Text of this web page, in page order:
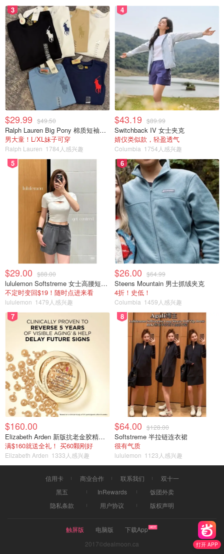
打开 APP
3
$29.99 $49.50
Ralph Lauren Big Pony 棉质短袖T恤
男大童！L/XL妹子可穿
Ralph Lauren 1784人感兴趣
4
$43.19 $89.99
Switchback IV 女士夹克
婧仪类似款，轻盈透气
Columbia 1754人感兴趣
5
$29.00 $88.00
lululemon Softstreme 女士高腰短裤 10cm
不定时变回$19！随时点进来看
lululemon 1479人感兴趣
6
$26.00 $64.99
Steens Mountain 男士抓绒夹克
4折！史低！
Columbia 1459人感兴趣
7
$160.00
Elizabeth Arden 新版抗老金胶精华60颗
满$160就送全礼！ 买60颗刚好
Elizabeth Arden 1333人感兴趣
8
$64.00 $128.00
Softstreme 半拉链连衣裙
很有气质
lululemon 1123人感兴趣
信用卡 商业合作 联系我们
双十一
黑五
InRewards
饭团外卖
隐私条款
用户协议 版权声明
触屏版 电脑版
下载App
2017©dealmoon.ca